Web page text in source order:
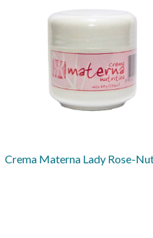
Crema Materna Lady Rose-